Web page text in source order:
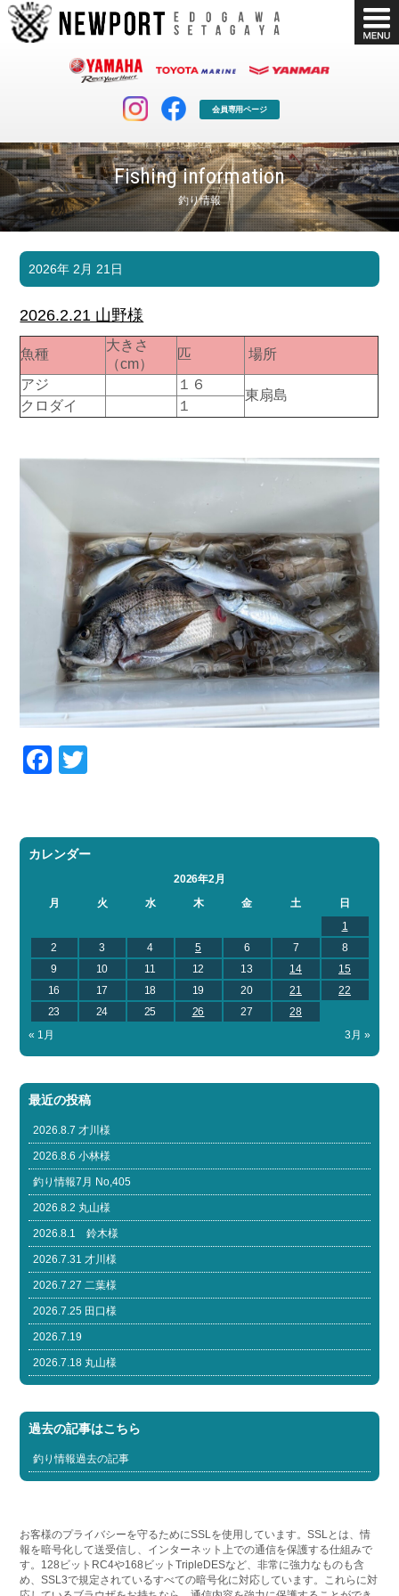
会員専用ページ
Fishing information
釣り情報
マリンクラブ
マリンライフを堪能したい！
ボート販売
ボート免許
長年の実績と信頼！
店舗情報 公式ブログ
お問い合わせ 会社概要
2026年 2月 21日
2026.2.21 山野様
魚種
大きさ
（cm）
匹
場所
アジ
１６
東扇島
クロダイ １
Facebook
カレンダー
2026年2月
月
火 水 木 金 土
日
1
2
3 4 5 6 7
8
9
10 11 12 13 14
15
16
17 18 19 20 21
22
23
24 25 26 27
28
« 1月
3月 »
最近の投稿
2026.8.7 才川様
2026.8.6 小林様
釣り情報7月 No,405
2026.8.2 丸山様
2026.8.1 鈴木様
2026.7.31 才川様
2026.7.27 二葉様
2026.7.25 田口様
2026.7.19
2026.7.18 丸山様
過去の記事はこちら
釣り情報過去の記事
お客様のプライバシーを守るためにSSLを使用しています。SSLとは、情
報を暗号化して送受信し、インターネット上での通信を保護する仕組みで
す。128ビットRC4や168ビットTripleDESなど、非常に強力なものも含
め、SSL3で規定されているすべての暗号化に対応しています。これらに対